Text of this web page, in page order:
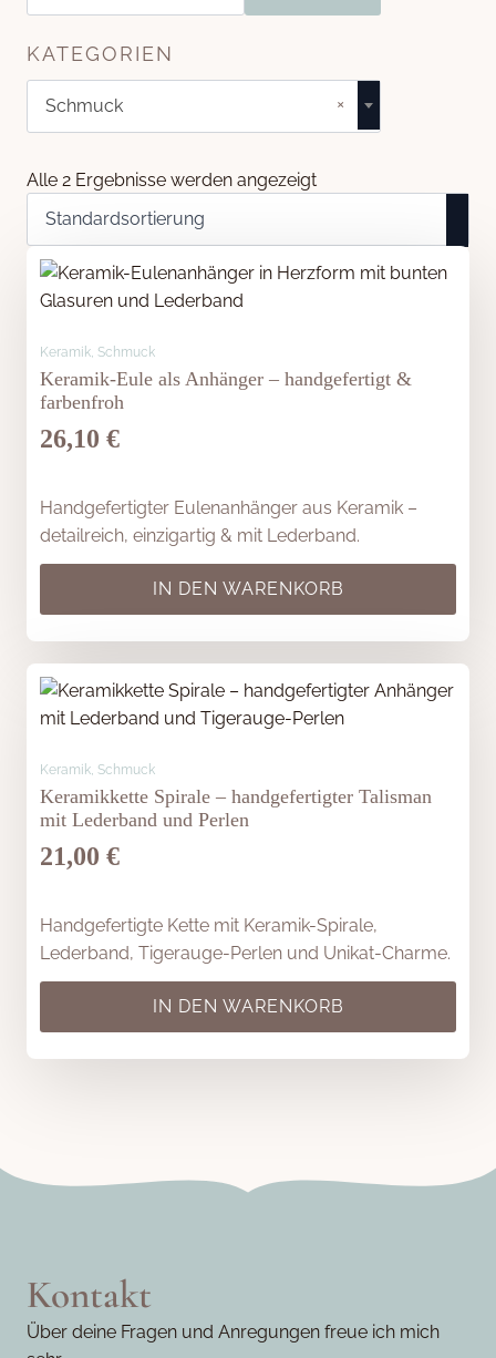
KATEGORIEN
×
Schmuck
Alle 2 Ergebnisse werden angezeigt
Keramik, Schmuck
Keramik-Eule als Anhänger – handgefertigt &
farbenfroh
26,10 €
Handgefertigter Eulenanhänger aus Keramik –
detailreich, einzigartig & mit Lederband.
IN DEN WARENKORB
Keramik, Schmuck
Keramikkette Spirale – handgefertigter Talisman
mit Lederband und Perlen
21,00 €
Handgefertigte Kette mit Keramik-Spirale,
Lederband, Tigerauge-Perlen und Unikat-Charme.
IN DEN WARENKORB
Kontakt
Über deine Fragen und Anregungen freue ich mich